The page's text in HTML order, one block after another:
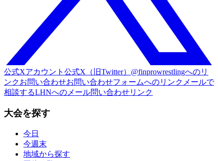
公式Xアカウント 公式X（旧Twitter）@finprowrestlingへのリ
ンクお問い合わせお問い合わせフォームへのリンク メールで
相談するLHNへのメール問い合わせリンク
大会を探す
今日
今週末
地域から探す